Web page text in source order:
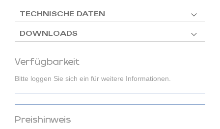
Verfügbarkeit
Bitte loggen Sie sich ein für weitere Informationen.
Preishinweis
TECHNISCHE DATEN
DOWNLOADS